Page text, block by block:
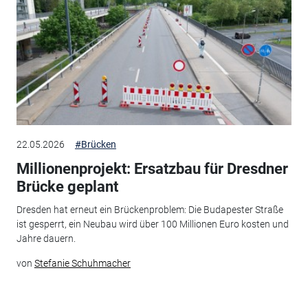
22.05.2026 #Brücken
Millionenprojekt: Ersatzbau für Dresdner
Brücke geplant
Dresden hat erneut ein Brückenproblem: Die Budapester Straße
ist gesperrt, ein Neubau wird über 100 Millionen Euro kosten und
Jahre dauern.
von Stefanie Schuhmacher